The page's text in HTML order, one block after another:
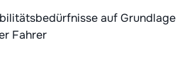
auf Grundlage
Fahrer